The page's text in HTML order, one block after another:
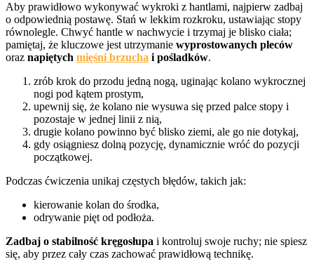
Aby prawidłowo wykonywać wykroki z hantlami, najpierw zadbaj
o odpowiednią postawę. Stań w lekkim rozkroku, ustawiając stopy
równolegle. Chwyć hantle w nachwycie i trzymaj je blisko ciała;
pamiętaj, że kluczowe jest utrzymanie wyprostowanych pleców
oraz napiętych mięśni brzucha i pośladków.
zrób krok do przodu jedną nogą, uginając kolano wykrocznej
nogi pod kątem prostym,
upewnij się, że kolano nie wysuwa się przed palce stopy i
pozostaje w jednej linii z nią,
drugie kolano powinno być blisko ziemi, ale go nie dotykaj,
gdy osiągniesz dolną pozycję, dynamicznie wróć do pozycji
początkowej.
Podczas ćwiczenia unikaj częstych błędów, takich jak:
kierowanie kolan do środka,
odrywanie pięt od podłoża.
Zadbaj o stabilność kręgosłupa i kontroluj swoje ruchy; nie spiesz
się, aby przez cały czas zachować prawidłową technikę.